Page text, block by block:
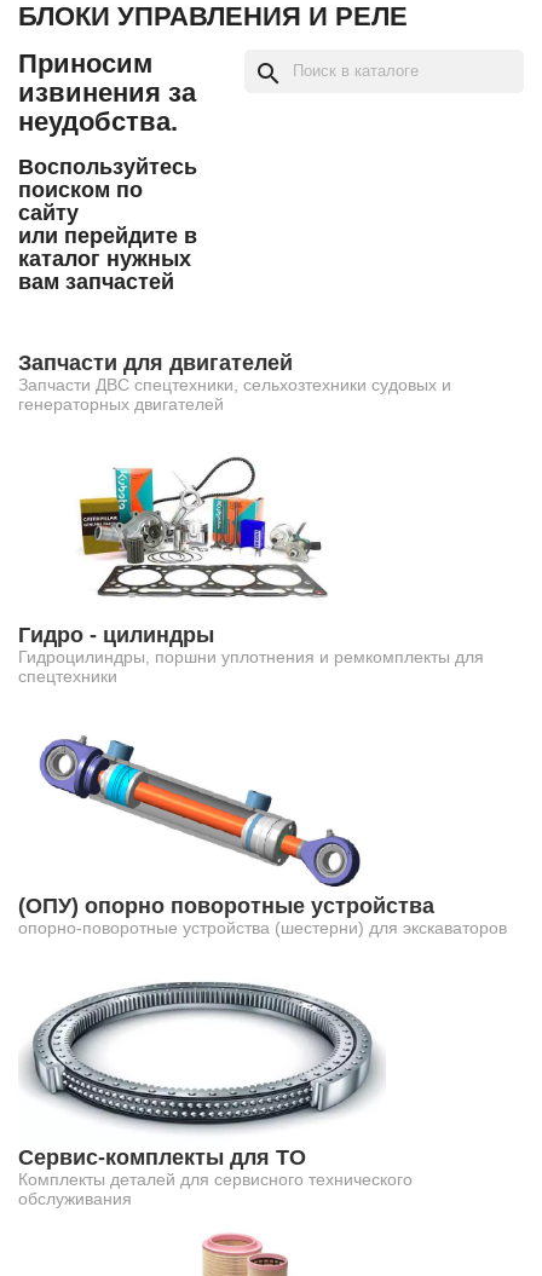
БЛОКИ УПРАВЛЕНИЯ И РЕЛЕ
Приносим
извинения за
неудобства.
Воспользуйтесь
поиском по
сайту
или перейдите в
каталог нужных
вам запчастей
search
Запчасти для двигателей
Запчасти ДВС спецтехники, сельхозтехники судовых и
генераторных двигателей
Гидро - цилиндры
Гидроцилиндры, поршни уплотнения и ремкомплекты для
спецтехники
(ОПУ) опорно поворотные устройства
опорно-поворотные устройства (шестерни) для экскаваторов
Сервис-комплекты для ТО
Комплекты деталей для сервисного технического
обслуживания